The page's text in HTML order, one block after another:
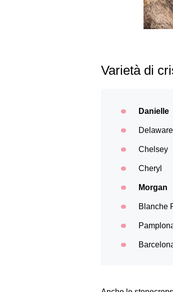
Varietà di
Danielle
Delaware
Chelsey
Cheryl
Morgan
Blanche